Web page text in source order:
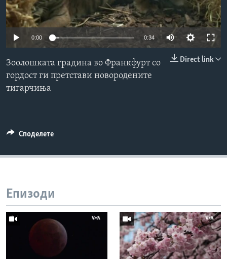
ИНТЕРВЈУА
Јазици
0:00 0:34
Direct link
Зоолошката градина во Франкфурт со
гордост ги претстави новородените
тигарчиња
Споделете
Епизоди